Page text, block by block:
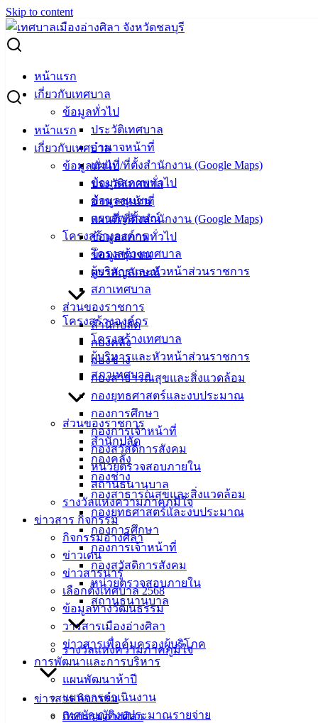
Skip to content
หน้าแรก
เกี่ยวกับเทศบาล
ข้อมูลทั่วไป
ประวัติเทศบาล
อำนาจหน้าที่
แผนที่/ที่ตั้งสำนักงาน (Google Maps)
ข้อมูลสภาพทั่วไป
ข้อมูลชุมชน
ตราสัญลักษณ์
โครงสร้างองค์กร
โครงสร้างเทศบาล
ผู้บริหารและหัวหน้าส่วนราชการ
สภาเทศบาล
ส่วนของราชการ
สำนักปลัด
กองคลัง
กองช่าง
กองสาธารณสุขและสิ่งแวดล้อม
กองยุทธศาสตร์และงบประมาณ
กองการศึกษา
กองการเจ้าหน้าที่
กองสวัสดิการสังคม
หน่วยตรวจสอบภายใน
สถานธนานุบาล
รางวัลแห่งความภาคภูมิใจ
ข่าวสาร กิจกรรม
กิจกรรมอ่างศิลา
ข่าวเด่น
ข่าวสารน่ารู้
เลือกตั้งเทศบาล 2568
ข้อมูลทางวัฒนธรรม
วารสารเมืองอ่างศิลา
ข่าวสารเพื่อคุ้มครองผู้บริโภค
การพัฒนาและการบริหาร
แผนพัฒนาห้าปี
แผนการดำเนินงาน
เทศบัญญัติงบประมาณรายจ่าย
หน้าแรก
เกี่ยวกับเทศบาล
ข้อมูลทั่วไป
ประวัติเทศบาล
อำนาจหน้าที่
แผนที่/ที่ตั้งสำนักงาน (Google Maps)
ข้อมูลสภาพทั่วไป
ข้อมูลชุมชน
ตราสัญลักษณ์
โครงสร้างองค์กร
โครงสร้างเทศบาล
ผู้บริหารและหัวหน้าส่วนราชการ
สภาเทศบาล
ส่วนของราชการ
สำนักปลัด
กองคลัง
กองช่าง
กองสาธารณสุขและสิ่งแวดล้อม
กองยุทธศาสตร์และงบประมาณ
กองการศึกษา
กองการเจ้าหน้าที่
กองสวัสดิการสังคม
หน่วยตรวจสอบภายใน
สถานธนานุบาล
รางวัลแห่งความภาคภูมิใจ
ข่าวสาร กิจกรรม
กิจกรรมอ่างศิลา
Search for:
ผู้ชนะการเสนอราคา ซ่อมเครื่องถ่ายเอกสาร
ผู้ชนะการเสนอราคา ซ่อมเครื่องถ่าย
เอกสาร
พฤษภาคม 24, 2024พฤษภาคม 25, 2024
ประกาศผู้ชนะ
ซ่อมเครื่องถ่ายเอกสารดาวน์โหลด
อ่างศิลา 90/338
อ.เมือง จ.ชลบุรี
บริการ
ประชาชน
ดาวน์โหลด
ฟอร์ม,
เอกสาร
คู่มือ
สำหรับ
ประชาชน/
คู่มือการ